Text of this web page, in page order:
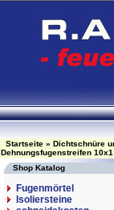
Startseite » Dichtschnüre
Dehnungsfugenstreifen
Shop Katalog
Fugenmörtel
Isoliersteine